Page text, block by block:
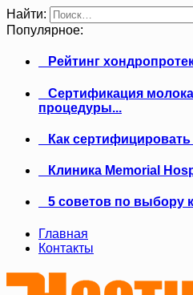
Найти:
Популярное:
Рейтинг
Сертификация
процедуры...
Как сертифицировать
Клиника Memorial
5 советов по выбору
Главная
Контакты